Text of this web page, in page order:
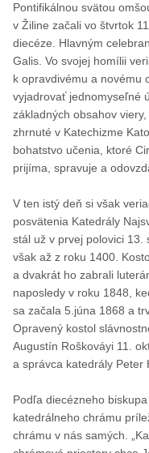
Pontifikálnou svätou
v Žiline začali vo štvrtok
diecéze. Hlavným
Galis. Vo svojej homílii
k opravdivému a novému
vyjadrovať jednomyseľné
základných obsahov
zhrnuté v Katechizme
bohatstvo učenia, ktoré
prijíma, spravuje a
V ten istý deň si však
posvätenia Katedrály
stál už v prvej polovici 13.
však až z roku 1400.
a dvakrát ho zabrali
naposledy v roku 1848,
sa začala 5.júna 1868 a
Opravený kostol
Augustín Roškováyi 11.
a správca katedrály Peter
Podľa diecézneho
katedrálneho chrámu
chrámu v nás samých.